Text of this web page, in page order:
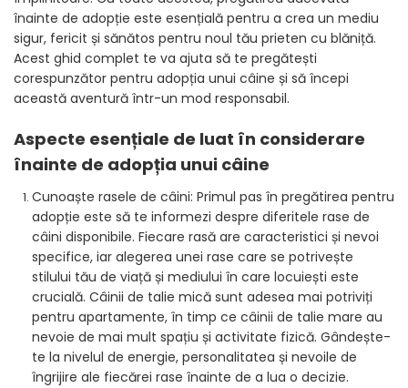
înainte de adopție este esențială pentru a crea un mediu
sigur, fericit și sănătos pentru noul tău prieten cu blăniță.
Acest ghid complet te va ajuta să te pregătești
corespunzător pentru adopția unui câine și să începi
această aventură într-un mod responsabil.
Aspecte esențiale de luat în considerare
înainte de adopția unui câine
Cunoaște rasele de câini: Primul pas în pregătirea pentru
adopție este să te informezi despre diferitele rase de
câini disponibile. Fiecare rasă are caracteristici și nevoi
specifice, iar alegerea unei rase care se potrivește
stilului tău de viață și mediului în care locuiești este
crucială. Câinii de talie mică sunt adesea mai potriviți
pentru apartamente, în timp ce câinii de talie mare au
nevoie de mai mult spațiu și activitate fizică. Gândește-
te la nivelul de energie, personalitatea și nevoile de
îngrijire ale fiecărei rase înainte de a lua o decizie.